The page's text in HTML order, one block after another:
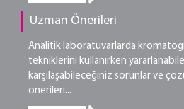
Uzman Önerileri
Analitik laboratuvarlarda
tekniklerini kullanırken
karşılaşabileceğiniz sorunlar ve
önerileri...